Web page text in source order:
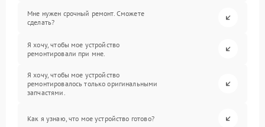
Мне нужен срочный ремонт. Сможете
сделать?
Я хочу, чтобы мое устройство
ремонтировали при мне.
Я хочу, чтобы мое устройство
ремонтировалось только оригинальными
запчастями.
Как я узнаю, что мое устройство готово?